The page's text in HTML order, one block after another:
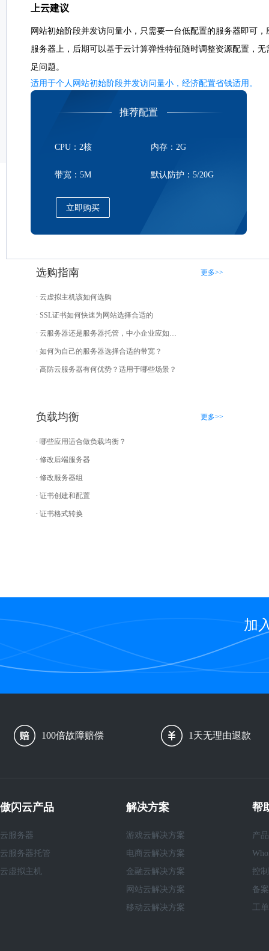
上云建议
网站初始阶段并发访问量小，只需要一台低配置的服务器即可
服务器上，后期可以基于云计算弹性特征随时调整资源配置，
足问题。
适用于个人网站初始阶段并发访问量小，经济配置省钱适用。
推荐配置
CPU：2核 内存：2G
带宽：5M 默认防护：5/20G
立即购买
选购指南 更多>>
云虚拟主机该如何选购
SSL证书如何快速为网站选择合适的
云服务器还是服务器托管，中小企业应如何选择？
如何为自己的服务器选择合适的带宽？
高防云服务器有何优势？适用于哪些场景？
负载均衡 更多>>
哪些应用适合做负载均衡？
修改后端服务器
修改服务器组
证书创建和配置
证书格式转换
加
100倍故障赔偿 1天无理由退款
傲闪云产品
云服务器
云服务器托管
云虚拟主机
解决方案
游戏云解决方案
电商云解决方案
金融云解决方案
网站云解决方案
移动云解决方案
帮
产
控
备
工